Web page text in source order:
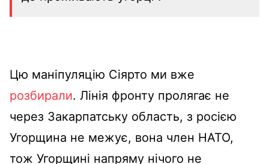
Цю маніпуляцію Сіярто ми вже
розбирали. Лінія фронту пролягає не
через Закарпатську область, з росією
Угорщина не межує, вона член НАТО,
тож Угорщині напряму нічого не